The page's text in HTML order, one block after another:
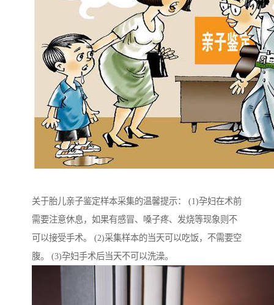
关于胎儿亲子鉴定样本采集的温馨提示： (1)孕妇在术前
需要注意休息，如果有感冒、嗓子疼、发烧等现象则不
可以接受手术。 (2)采集样本的当天可以吃饭，不需要空
腹。 (3)孕妇手术后当天不可以洗澡。